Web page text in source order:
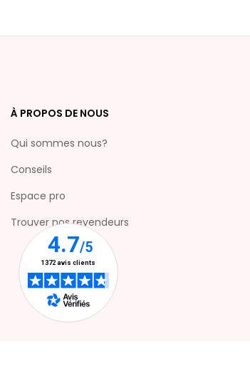
À PROPOS DE NOUS
Qui sommes nous?
Conseils
Espace pro
Trouver nos revendeurs